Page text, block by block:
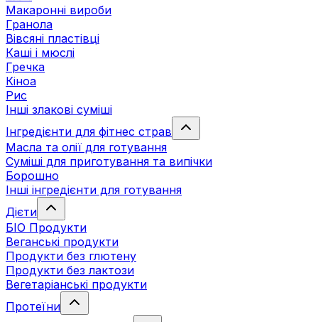
Макаронні вироби
Гранола
Вівсяні пластівці
Каші і мюслі
Гречка
Кіноа
Рис
Інші злакові суміші
Інгредієнти для фітнес страв
Масла та олії для готування
Суміші для приготування та випічки
Борошно
Інші інгредієнти для готування
Дієти
БІО Продукти
Веганські продукти
Продукти без глютену
Продукти без лактози
Вегетаріанські продукти
Протеїни